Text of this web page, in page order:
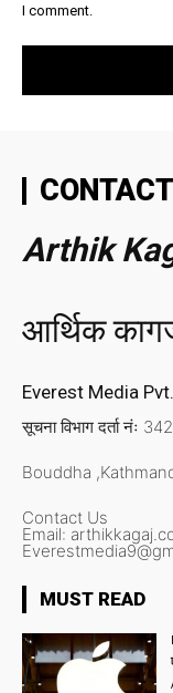
I comment.
CONTACT
Arthik
आर्थिक
Everest Media
सूचना विभाग दर्ता नंः
Bouddha
Contact
Email:
MUST READ